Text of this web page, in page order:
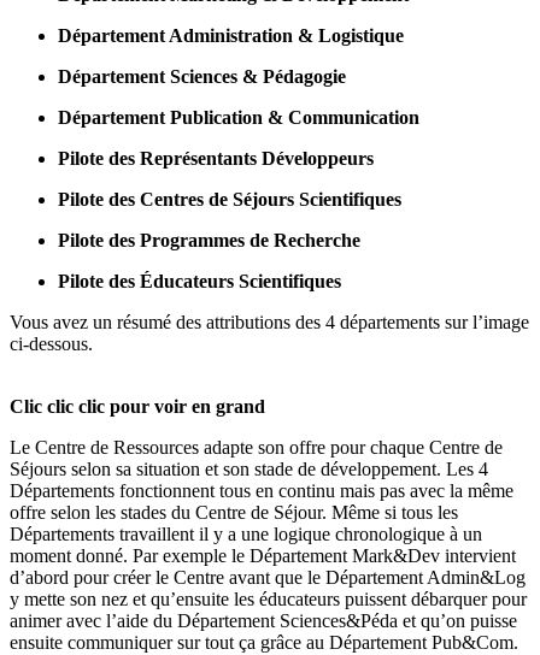
Département Administration & Logistique
Département Sciences & Pédagogie
Département Publication & Communication
Pilote des Représentants Développeurs
Pilote des Centres de Séjours Scientifiques
Pilote des Programmes de Recherche
Pilote des Éducateurs Scientifiques
Vous avez un résumé des attributions des 4 départements sur l’image
ci-dessous.
Clic clic clic pour voir en grand
Le Centre de Ressources adapte son offre pour chaque Centre de
Séjours selon sa situation et son stade de développement. Les 4
Départements fonctionnent tous en continu mais pas avec la même
offre selon les stades du Centre de Séjour. Même si tous les
Départements travaillent il y a une logique chronologique à un
moment donné. Par exemple le Département Mark&Dev intervient
d’abord pour créer le Centre avant que le Département Admin&Log
y mette son nez et qu’ensuite les éducateurs puissent débarquer pour
animer avec l’aide du Département Sciences&Péda et qu’on puisse
ensuite communiquer sur tout ça grâce au Département Pub&Com.